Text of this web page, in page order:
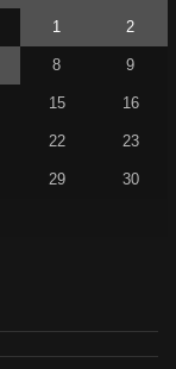
1 2
8 9
15 16
22 23
29 30